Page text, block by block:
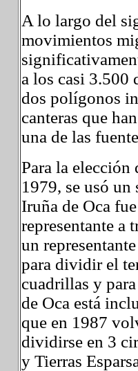
A lo largo del
movimientos
a los casi 3.500
dos polígonos
canteras que
una de las
Para la elección
1979, se usó un
Iruña de Oca
representante a
un
para dividir el
cuadrillas y
de Oca está
que en 1987
dividirse en 3
y Tierras